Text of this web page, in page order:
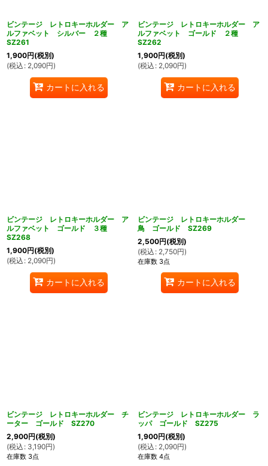
ビンテージ レトロキーホルダー ア
ルファベット シルバー ２種
SZ261
1,900円(税別)
(税込 : 2,090円)
カートに入れる
ビンテージ レトロキーホルダー ア
ルファベット ゴールド ２種
SZ262
1,900円(税別)
(税込 : 2,090円)
カートに入れる
ビンテージ レトロキーホルダー ア
ルファベット ゴールド ３種
SZ268
1,900円(税別)
(税込 : 2,090円)
カートに入れる
ビンテージ レトロキーホルダー
鳥 ゴールド SZ269
2,500円(税別)
(税込 : 2,750円)
在庫数 3点
カートに入れる
ビンテージ レトロキーホルダー チ
ーター ゴールド SZ270
2,900円(税別)
(税込 : 3,190円)
在庫数 3点
ビンテージ レトロキーホルダー ラ
ッパ ゴールド SZ275
1,900円(税別)
(税込 : 2,090円)
在庫数 4点